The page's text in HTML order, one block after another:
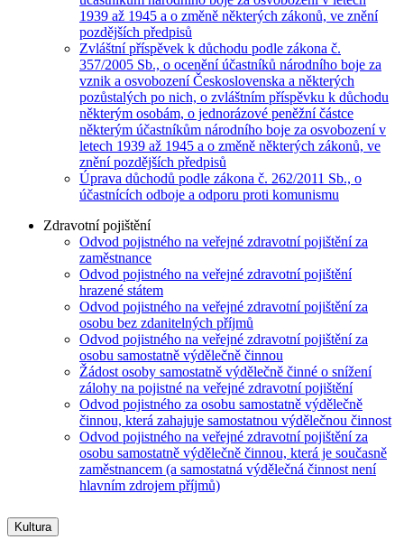
1939 až 1945 a o změně některých zákonů, ve znění
pozdějších předpisů
Zvláštní příspěvek k důchodu podle zákona č.
357/2005 Sb., o ocenění účastníků národního boje za
vznik a osvobození Československa a některých
pozůstalých po nich, o zvláštním příspěvku k důchodu
některým osobám, o jednorázové peněžní částce
některým účastníkům národního boje za osvobození v
letech 1939 až 1945 a o změně některých zákonů, ve
znění pozdějších předpisů
Úprava důchodů podle zákona č. 262/2011 Sb., o
účastnících odboje a odporu proti komunismu
Zdravotní pojištění
Odvod pojistného na veřejné zdravotní pojištění za
zaměstnance
Odvod pojistného na veřejné zdravotní pojištění
hrazené státem
Odvod pojistného na veřejné zdravotní pojištění za
osobu bez zdanitelných příjmů
Odvod pojistného na veřejné zdravotní pojištění za
osobu samostatně výdělečně činnou
Žádost osoby samostatně výdělečně činné o snížení
zálohy na pojistné na veřejné zdravotní pojištění
Odvod pojistného za osobu samostatně výdělečně
činnou, která zahajuje samostatnou výdělečnou činnost
Odvod pojistného na veřejné zdravotní pojištění za
osobu samostatně výdělečně činnou, která je současně
zaměstnancem (a samostatná výdělečná činnost není
hlavním zdrojem příjmů)
Kultura